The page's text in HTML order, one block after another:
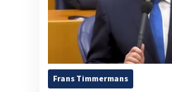
Frans Timmermans